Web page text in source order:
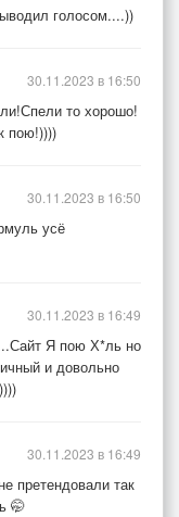
голосом....))
то хорошо!
пою!))))
30.11.2023 в 16:50
усё
30.11.2023 в 16:50
Я пою Х*ль но
и довольно
30.11.2023 в 16:49
претендовали так
🤭
30.11.2023 в 16:49